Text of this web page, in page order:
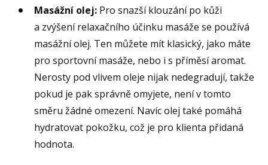
Masážní olej: Pro snazší klouzání po kůži
a zvýšení relaxačního účinku masáže se používá
masážní olej. Ten můžete mít klasický, jako máte
pro sportovní masáže, nebo i s příměsí aromat.
Nerosty pod vlivem oleje nijak nedegradují, takže
pokud je pak správně omyjete, není v tomto
směru žádné omezení. Navíc olej také pomáhá
hydratovat pokožku, což je pro klienta přidaná
hodnota.